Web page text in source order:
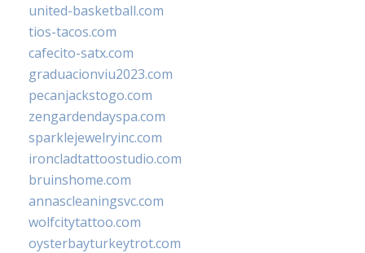
united-basketball.com
tios-tacos.com
cafecito-satx.com
graduacionviu2023.com
pecanjackstogo.com
zengardendayspa.com
sparklejewelryinc.com
ironcladtattoostudio.com
bruinshome.com
annascleaningsvc.com
wolfcitytattoo.com
oysterbayturkeytrot.com